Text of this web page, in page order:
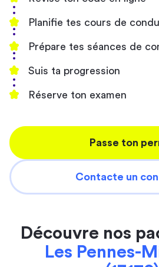
Planifie tes cours de
Prépare tes séances de
Suis ta progression
Réserve ton examen
Passe ton
Contacte un
Découvre nos
Les Pennes-